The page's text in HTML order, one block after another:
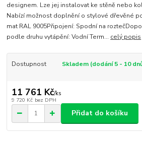
designem. Lze jej instalovat ke stěně nebo
Nabízí možnost doplnění o stylové dřevěné
mat RAL 9005Připojení: Spodní na
podle druhu vytápění: Vodní Term... celý popis
Dostupnost Skladem (dodání 5 - 10
11 761 Kč/ks
9 720 Kč bez DPH
Přidat do košíku